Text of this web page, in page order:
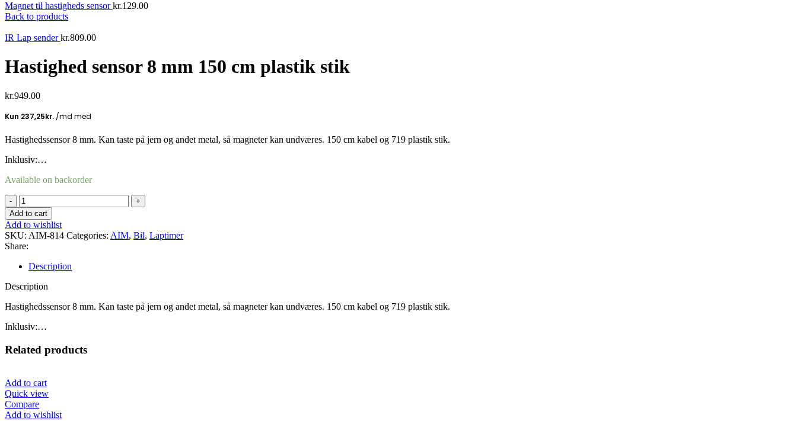
Magnet til hastigheds sensorkr.129.00
Back to products
IR Lap senderkr.809.00
Hastighed sensor 8 mm 150 cm plastik stik
kr.949.00
Hastighedssensor 8 mm. Kan taste på jern og andet metal, så magneter kan undværes. 150 cm kabel og 719 plastik stik.
Inklusiv:…
Available on backorder
Hastighed
sensor
8
mm
150
cm
plastik
stik
quantity
Add to cart
Add to wishlist
SKU: AIM-814 Categories: AIM, Bil, Laptimer
Share:
Description
Description
Hastighedssensor 8 mm. Kan taste på jern og andet metal, så magneter kan undværes. 150 cm kabel og 719 plastik stik.
Inklusiv:…
Related products
Add to cart
Quick view
Compare
Add to wishlist